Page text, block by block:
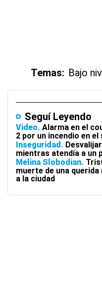
Temas: Bajo
Seguí Leyendo
Video Alarma en el
2 por un incendio en el
Inseguridad
mientras atendía a un
Melina Slobodian
muerte de una
a la ciudad